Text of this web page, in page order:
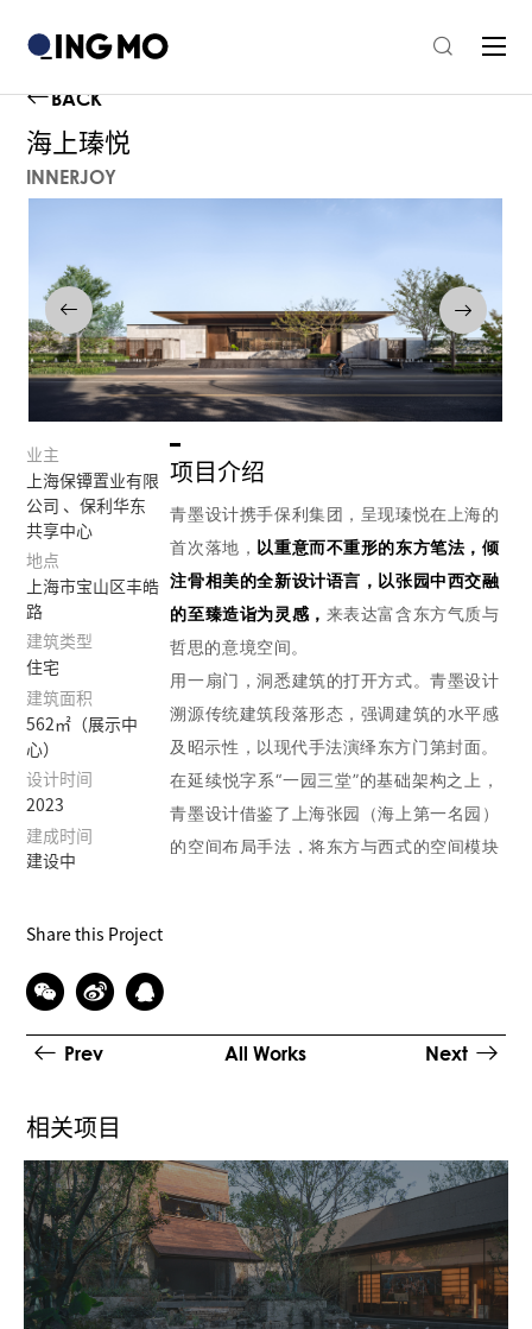
BACK
海上瑧悦
INNERJOY
项目介绍
青墨设计携手保利集团，呈现瑧悦在上海的
首次落地， 以重意而不重形的东方笔法，倾
注骨相美的全新设计语言，以张园中西交融
的至臻造诣为灵感， 来表达富含东方气质与
哲思的意境空间。
用一扇门，洞悉建筑的打开方式。青墨设计
溯源传统建筑段落形态，强调建筑的水平感
及昭示性，以现代手法演绎东方门第封面。
在延续悦字系“一园三堂”的基础架构之上，
青墨设计借鉴了上海张园（海上第一名园）
的空间布局手法，将东方与西式的空间模块
美出世界感。青墨设计在工艺中隐藏东方气
业主
上海保镡置业有限
公司 、保利华东
共享中心
地点
上海市宝山区丰皓
路
建筑类型
住宅
建筑面积
562㎡（展示中
心）
设计时间
2023
建成时间
建设中
Share this Project
Prev All Works Next
相关项目